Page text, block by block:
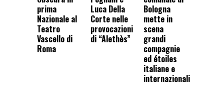
prima
Nazionale al
Teatro
Vascello di
Roma
Luca Della
Corte nelle
provocazioni
di “Alethès”
Bologna
mette in
scena
grandi
compagnie
ed étoiles
italiane e
internazionali